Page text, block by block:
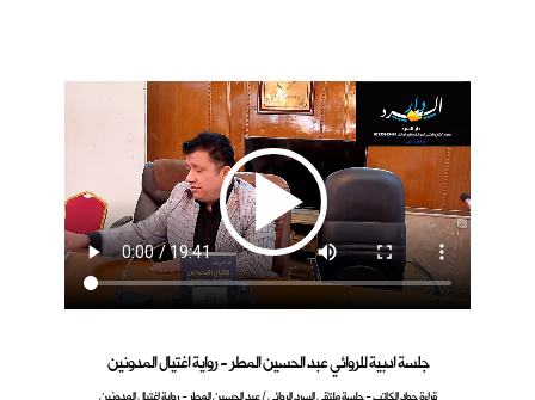
جلسة ادبية للروائي عبد الحسين المطر - رواية اغتيال المدونين